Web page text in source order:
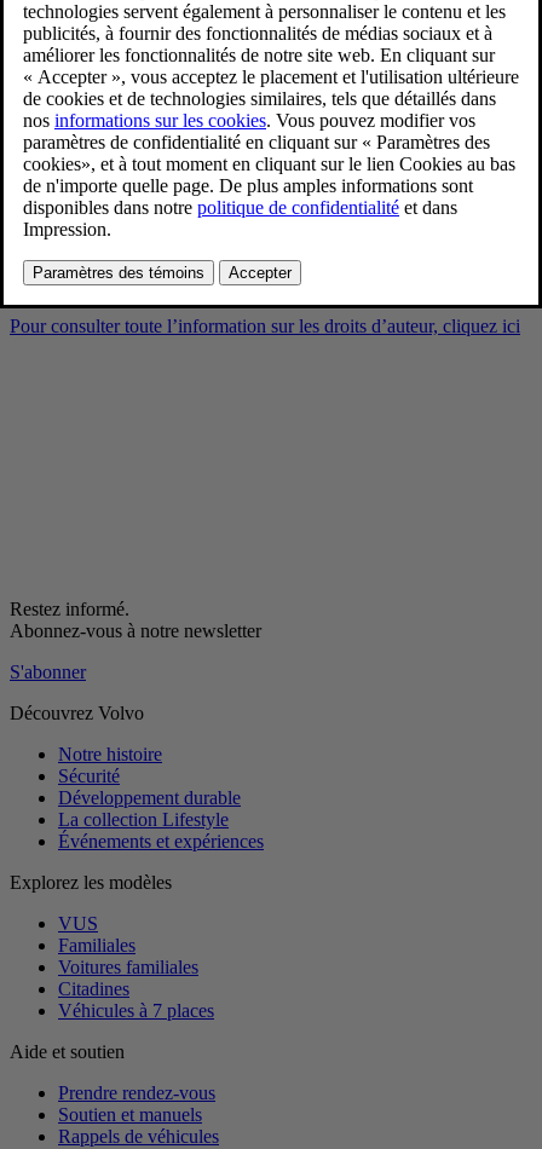
Volvo EX90 Sand Dune
Exterior
9/3/2024
Favoris
Partager
Télécharger
Volvo EX90 Sand Dune Exterior
Pour consulter toute l’information sur les droits d’auteur, cliquez ici